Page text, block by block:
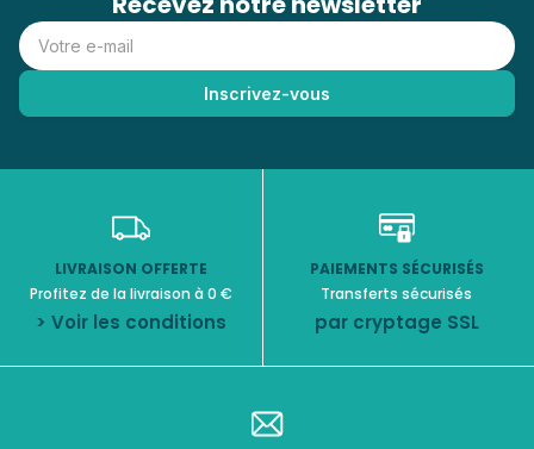
LIVRAISON OFFERTE
Profitez de la livraison à 0 €
> Voir les conditions
PAIEMENTS SÉCURISÉS
Transferts sécurisés
par cryptage SSL